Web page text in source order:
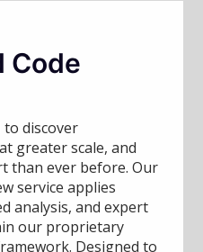
Code
to discover
greater scale, and
than ever before. Our
service applies
analysis, and expert
our proprietary
Designed to